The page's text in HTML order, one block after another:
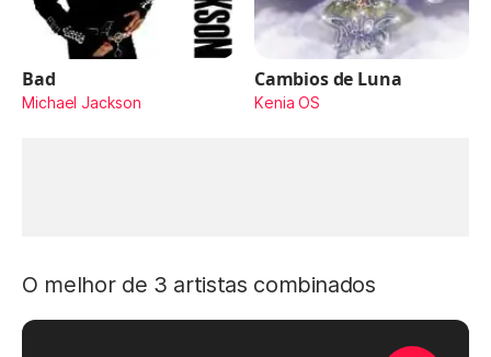
Bad
Michael Jackson
Cambios de Luna
Kenia OS
O melhor de 3 artistas combinados